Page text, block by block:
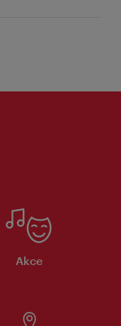
Akce